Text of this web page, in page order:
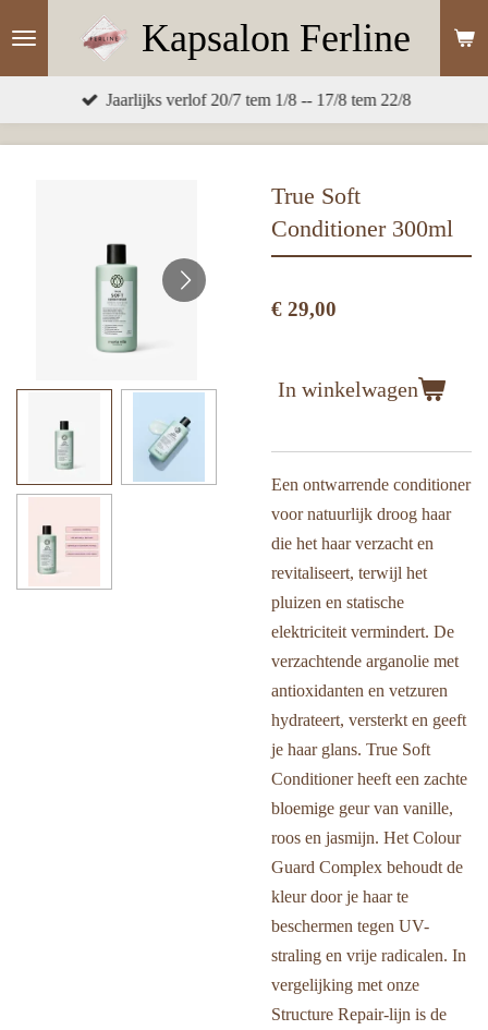
hoofdinhoud
Kapsalon Ferline
Jaarlijks verlof 20/7 tem 1/8 -- 17/8 tem 22/8
True Soft
Conditioner 300ml
€ 29,00
In winkelwagen
Een ontwarrende conditioner
voor natuurlijk droog haar
die het haar verzacht en
revitaliseert, terwijl het
pluizen en statische
elektriciteit vermindert. De
verzachtende arganolie met
antioxidanten en vetzuren
hydrateert, versterkt en geeft
je haar glans. True Soft
Conditioner heeft een zachte
bloemige geur van vanille,
roos en jasmijn. Het Colour
Guard Complex behoudt de
kleur door je haar te
beschermen tegen UV-
straling en vrije radicalen. In
vergelijking met onze
Structure Repair-lijn is de